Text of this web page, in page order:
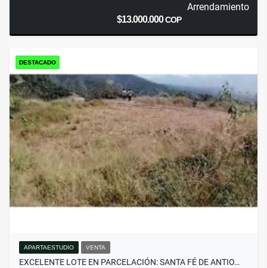
Arrendamiento
$13.000.000COP
DESTACADO
APARTAESTUDIO VENTA
EXCELENTE LOTE EN PARCELACIÓN: SANTA FÉ DE ANTIO…